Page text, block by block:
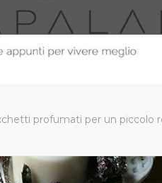
profumati per un piccolo